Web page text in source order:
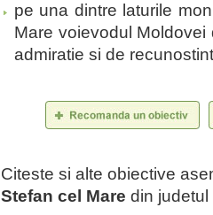
pe una dintre laturile
Mare voievodul
admiratie si de
Citeste si alte obiective
Stefan cel Mare din judetul